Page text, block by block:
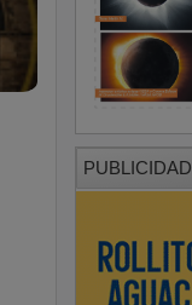
PUBLICIDAD